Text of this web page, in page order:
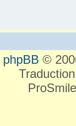
phpBB ©